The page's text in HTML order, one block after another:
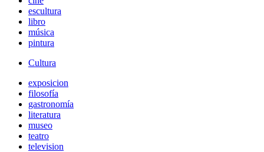
escultura
libro
música
pintura
Cultura
exposicion
filosofía
gastronomía
literatura
museo
teatro
television